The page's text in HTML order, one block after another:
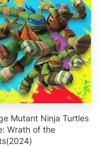
Mutant Ninja Turtles
Wrath of the